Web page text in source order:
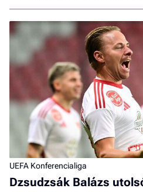
UEFA Konferencialiga
Dzsudzsák Balázs